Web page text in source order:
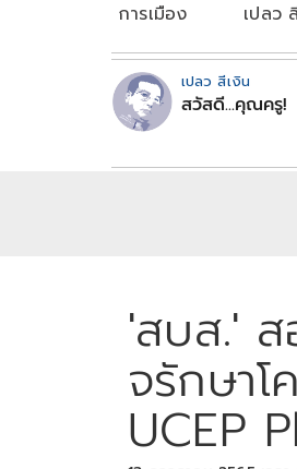
การเมือง เปลว
เปลว สีเงิน
สวัสดี...คุณครู!
'สบส.'
จรักษา
UCEP